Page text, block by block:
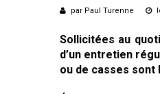
par Paul Turenne
Sollicitées au
d’un entretien
ou de casses sont